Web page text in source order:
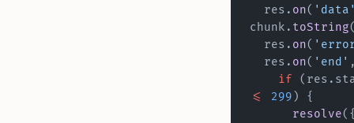
  res.
on(
chunk. toString
  res.
on(
  res.
on( 'end'
    if
<=
299 ) {
      resolve